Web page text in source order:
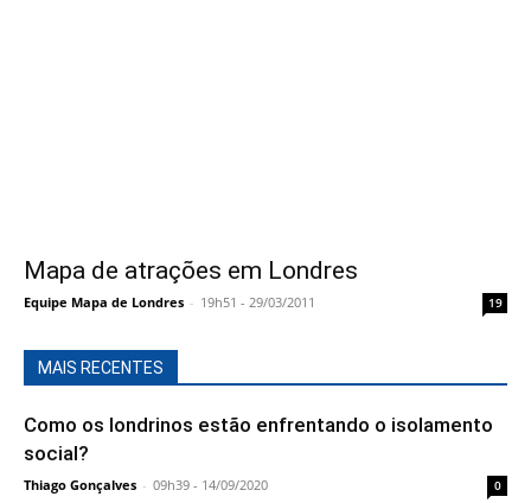
Mapa de atrações em Londres
Equipe Mapa de Londres - 19h51 - 29/03/2011 19
MAIS RECENTES
Como os londrinos estão enfrentando o isolamento
social?
Thiago Gonçalves - 09h39 - 14/09/2020 0